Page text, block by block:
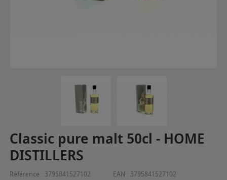
Classic pure malt 50cl - HOME
DISTILLERS
Référence : 3795841527102 EAN : 3795841527102